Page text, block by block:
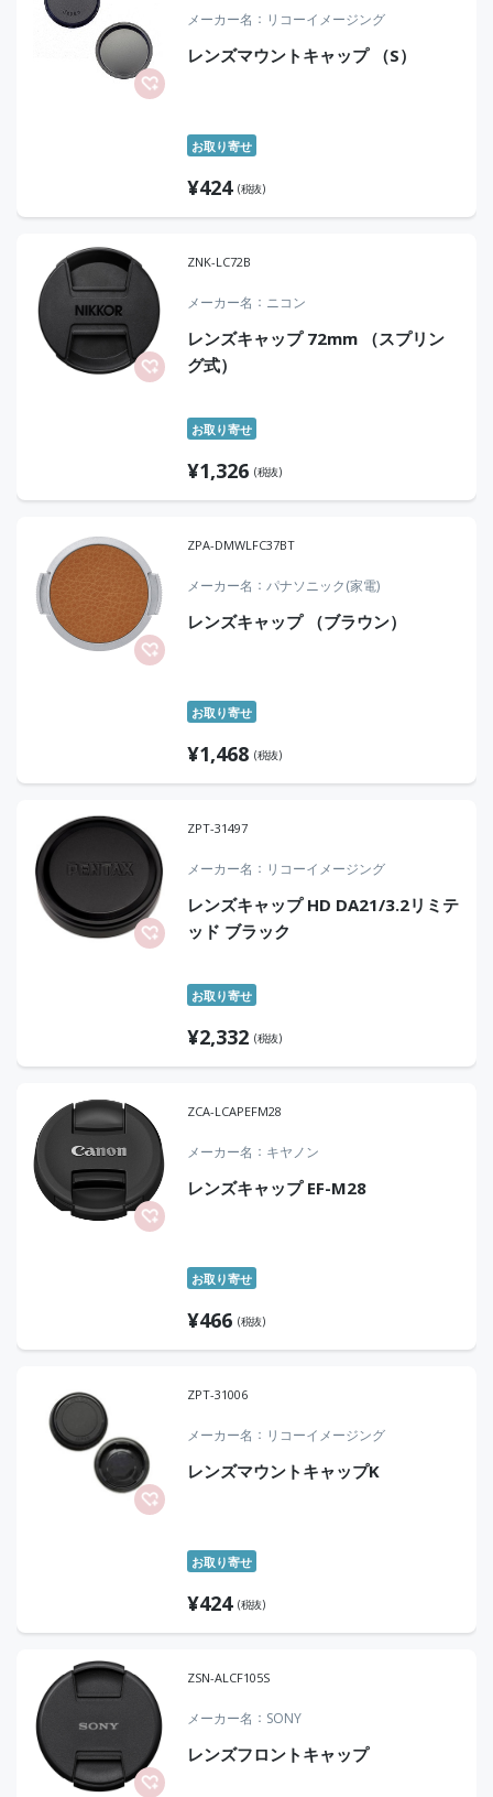
メーカー名 リコーイメージング
レンズマウントキャップ （S）
お取り寄せ
¥424 (税抜)
ZNK-LC72B
メーカー名 ニコン
レンズキャップ 72mm （スプリン
グ式）
お取り寄せ
¥1,326 (税抜)
ZPA-DMWLFC37BT
メーカー名 パナソニック(家電)
レンズキャップ （ブラウン）
お取り寄せ
¥1,468 (税抜)
ZPT-31497
メーカー名 リコーイメージング
レンズキャップ HD DA21/3.2リミテ
ッド ブラック
お取り寄せ
¥2,332 (税抜)
ZCA-LCAPEFM28
メーカー名 キヤノン
レンズキャップ EF-M28
お取り寄せ
¥466 (税抜)
ZPT-31006
メーカー名 リコーイメージング
レンズマウントキャップK
お取り寄せ
¥424 (税抜)
ZSN-ALCF105S
メーカー名 SONY
レンズフロントキャップ